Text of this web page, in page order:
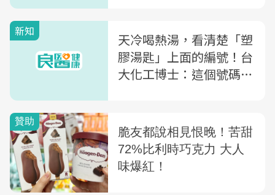
新知
天冷喝熱湯，看清楚「塑
膠湯匙」上面的編號！台
大化工博士：這個號碼恐